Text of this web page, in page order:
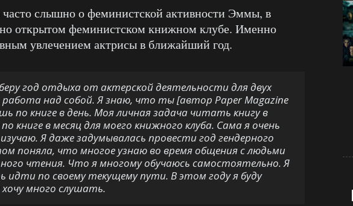
часто слышно о феминистской активности Эммы, в
открытом феминистском книжном клубе. Именно
увлечением актрисы в ближайший год.
год отдыха от актерской деятельности для двух
над собой. Я знаю, что ты [автор Paper Magazine
по книге в день. Моя личная задача читать книгу в
книге в месяц для моего книжного клуба. Сама я очень
Я даже задумывалась провести год гендерного
поняла, что многое узнаю во время общения с людьми
чтения. Что я многому обучаюсь самостоятельно. Я
идти по своему текущему пути. В этом году я буду
много слушать.